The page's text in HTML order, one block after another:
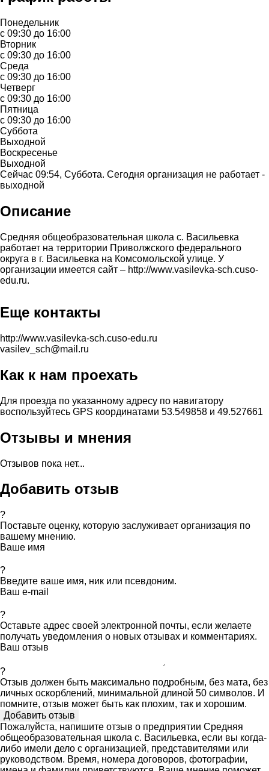
Понедельник
с 09:30 до 16:00
Вторник
с 09:30 до 16:00
Среда
с 09:30 до 16:00
Четверг
с 09:30 до 16:00
Пятница
с 09:30 до 16:00
Суббота
Выходной
Воскресенье
Выходной
Сейчас 09:54, Суббота. Сегодня организация не работает -
выходной
Описание
Средняя общеобразовательная школа с. Васильевка
работает на территории Приволжского федерального
округа в г. Васильевка на Комсомольской улице. У
организации имеется сайт – http://www.vasilevka-sch.cuso-
edu.ru.
Еще контакты
http://www.vasilevka-sch.cuso-edu.ru
vasilev_sch@mail.ru
Как к нам проехать
Для проезда по указанному адресу по навигатору
воспользуйтесь GPS координатами 53.549858 и 49.527661
Отзывы и мнения
Отзывов пока нет...
Добавить отзыв
?
Поставьте оценку, которую заслуживает организация по
вашему мнению.
Ваше имя
?
Введите ваше имя, ник или псевдоним.
Ваш e-mail
?
Оставьте адрес своей электронной почты, если желаете
получать уведомления о новых отзывах и комментариях.
Ваш отзыв
?
Отзыв должен быть максимально подробным, без мата, без
личных оскорблений, минимальной длиной 50 символов. И
помните, отзыв может быть как плохим, так и хорошим.
Пожалуйста, напишите отзыв о предприятии Средняя
общеобразовательная школа с. Васильевка, если вы когда-
либо имели дело с организацией, представителями или
руководством. Время, номера договоров, фотографии,